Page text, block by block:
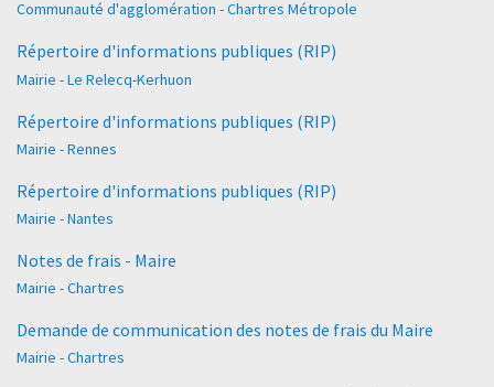
Communauté d'agglomération - Chartres Métropole
Répertoire d'informations publiques (RIP)
Mairie - Le Relecq-Kerhuon
Répertoire d'informations publiques (RIP)
Mairie - Rennes
Répertoire d'informations publiques (RIP)
Mairie - Nantes
Notes de frais - Maire
Mairie - Chartres
Demande de communication des notes de frais du Maire
Mairie - Chartres